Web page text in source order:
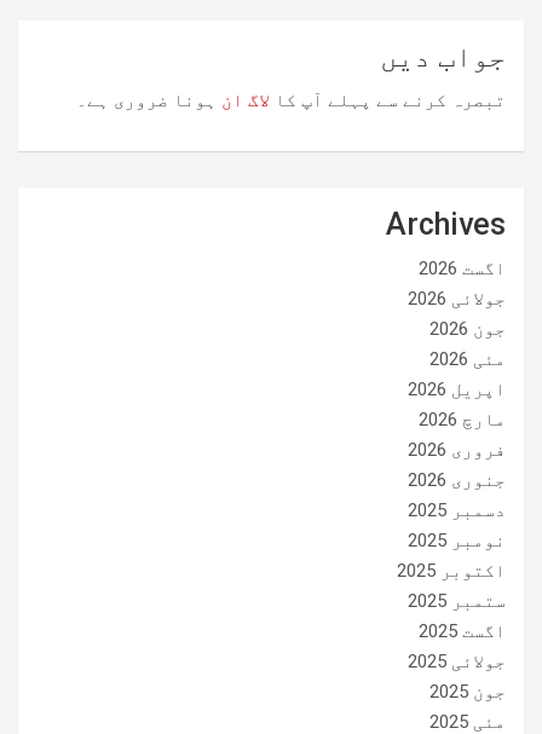
جواب دیں
تبصرہ کرنے سے پہلے آپ کا لاگ ان ہونا ضروری ہے۔
Archives
اگست 2026
جولائی 2026
جون 2026
مئی 2026
اپریل 2026
مارچ 2026
فروری 2026
جنوری 2026
دسمبر 2025
نومبر 2025
اکتوبر 2025
ستمبر 2025
اگست 2025
جولائی 2025
جون 2025
مئی 2025